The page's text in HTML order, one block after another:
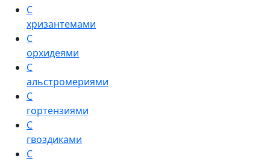
С
хризантемами
С
орхидеями
С
альстромериями
С
гортензиями
С
гвоздиками
С